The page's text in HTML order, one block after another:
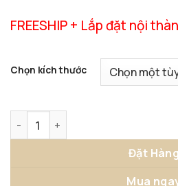
FREESHIP + Lắp đặt nội
Chọn kích thước
Đặt Hàng
Mua